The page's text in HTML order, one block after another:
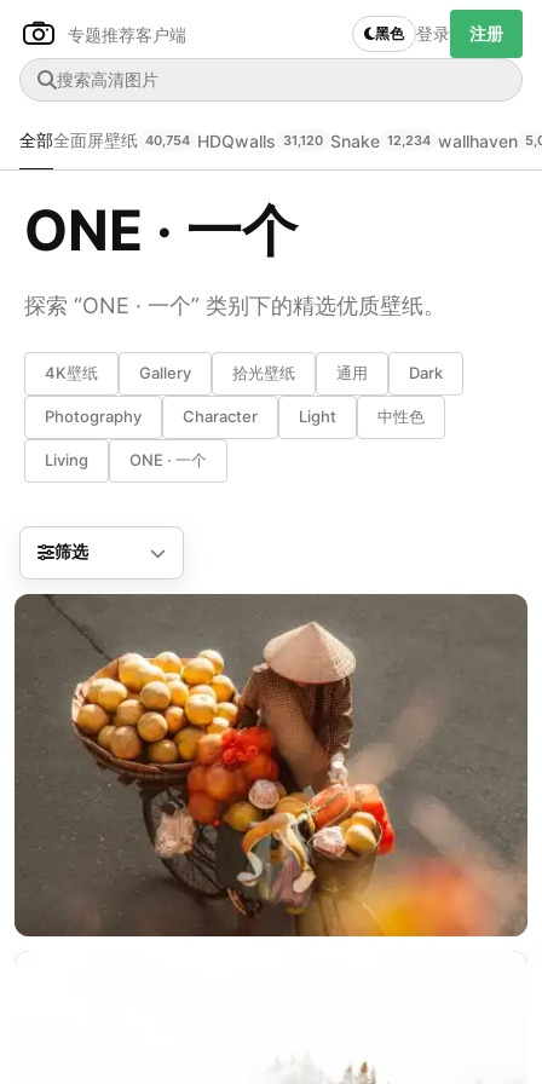
专题推荐客户端 黑色 登录 注册
全部全面屏壁纸 40,754 HDQwalls 31,120 Snake 12,234 wallhaven
ONE · 一个
探索 “ONE · 一个” 类别下的精选优质壁纸。
4K壁纸 Gallery 拾光壁纸 通用 Dark
Photography Character Light 中性色
Living ONE · 一个
筛选
查看
--
下载
-- --
主色调
--
发布
在主题许可下可免费使用
分享
实时弹幕
发送弹幕
弹幕会在下方多行滚动展示；匿名发送有数量和频率限制。
加载弹幕...
99.00